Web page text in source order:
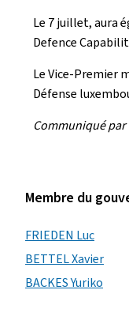
Le 7 juillet, aura
Defence
Le Vice-Premier
Défense
Communiqué
Membre du
FRIEDEN Luc
BETTEL Xavier
BACKES Yuriko